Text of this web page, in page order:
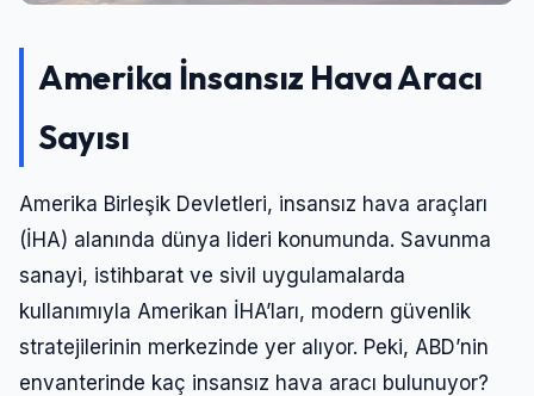
Amerika İnsansız Hava Aracı
Sayısı
Amerika Birleşik Devletleri, insansız hava araçları
(İHA) alanında dünya lideri konumunda. Savunma
sanayi, istihbarat ve sivil uygulamalarda
kullanımıyla Amerikan İHA’ları, modern güvenlik
stratejilerinin merkezinde yer alıyor. Peki, ABD’nin
envanterinde kaç insansız hava aracı bulunuyor?